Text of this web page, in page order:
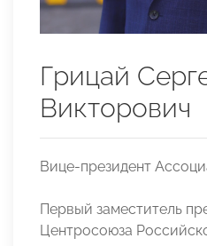
Грицай
Викторович
Вице-президент
Первый заместитель
Центросоюза